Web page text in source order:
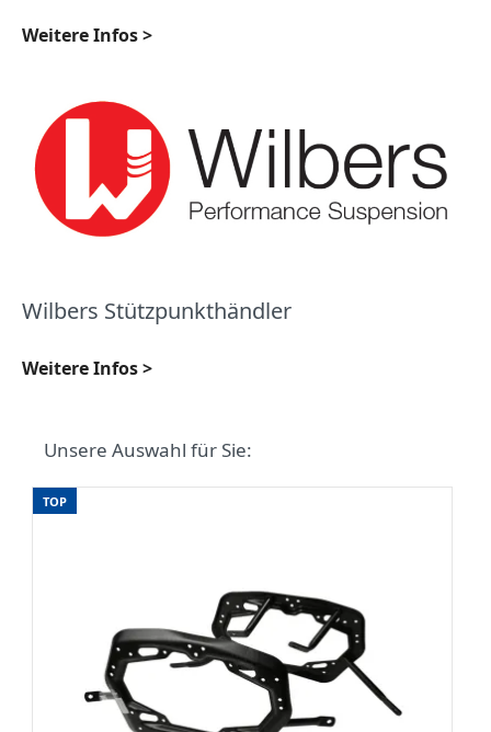
Weitere Infos >
Wilbers Stützpunkthändler
Weitere Infos >
Unsere Auswahl für Sie:
TOP